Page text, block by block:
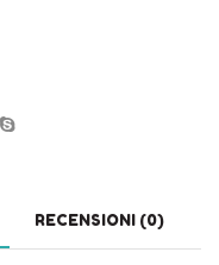
RECENSIONI (0)